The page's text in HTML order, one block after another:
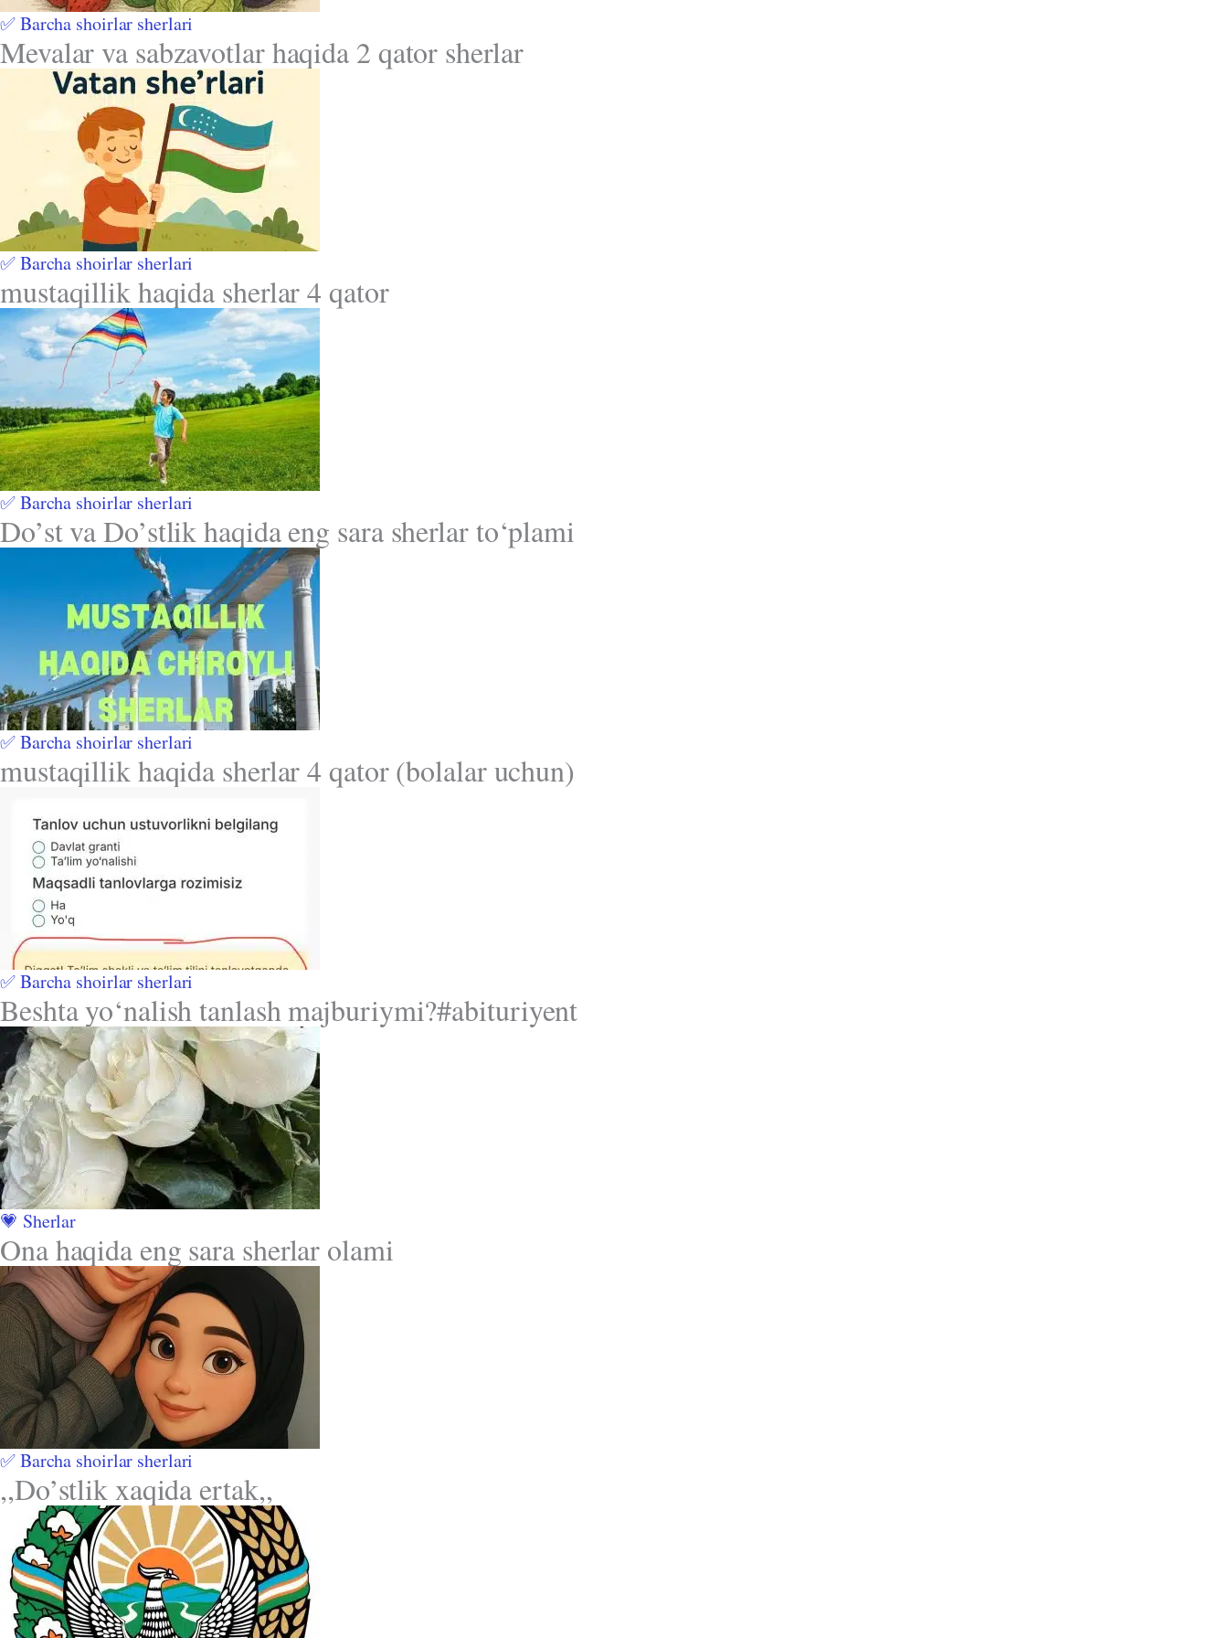
✅ Barcha shoirlar sherlari
Mevalar va sabzavotlar haqida 2 qator sherlar
✅ Barcha shoirlar sherlari
mustaqillik haqida sherlar 4 qator
✅ Barcha shoirlar sherlari
Do’st va Do’stlik haqida eng sara sherlar to‘plami
✅ Barcha shoirlar sherlari
mustaqillik haqida sherlar 4 qator (bolalar uchun)
✅ Barcha shoirlar sherlari
Beshta yo‘nalish tanlash majburiymi?#abituriyent
💗 Sherlar
Ona haqida eng sara sherlar olami
✅ Barcha shoirlar sherlari
,,Do’stlik xaqida ertak,,